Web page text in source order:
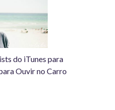
do iTunes para
Ouvir no Carro